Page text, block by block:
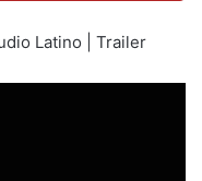
Latino | Trailer